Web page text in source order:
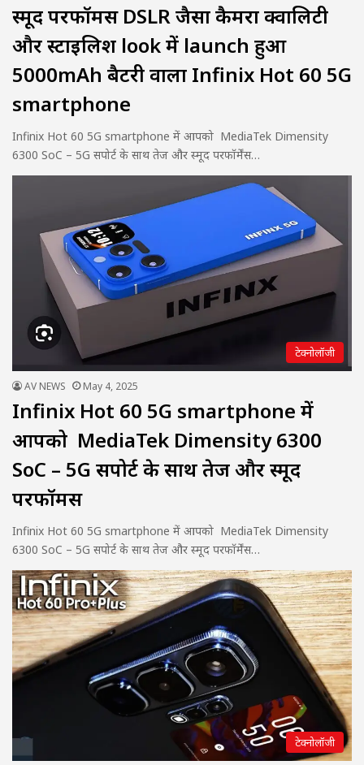
स्मूद परफॉर्मेंस DSLR जैसा कैमरा क्वालिटी
और स्टाइलिश look में launch हुआ
5000mAh बैटरी वाला Infinix Hot 60 5G
smartphone
Infinix Hot 60 5G smartphone में आपको MediaTek Dimensity
6300 SoC – 5G सपोर्ट के साथ तेज और स्मूद परफॉर्मेंस…
टेक्नोलॉजी
AV NEWS May 4, 2025
Infinix Hot 60 5G smartphone में
आपको MediaTek Dimensity 6300
SoC – 5G सपोर्ट के साथ तेज और स्मूद
परफॉर्मेंस
Infinix Hot 60 5G smartphone में आपको MediaTek Dimensity
6300 SoC – 5G सपोर्ट के साथ तेज और स्मूद परफॉर्मेंस…
टेक्नोलॉजी